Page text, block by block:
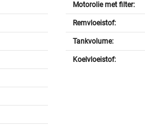
Motorolie met filter:
Remvloeistof:
Tankvolume:
Koelvloeistof: